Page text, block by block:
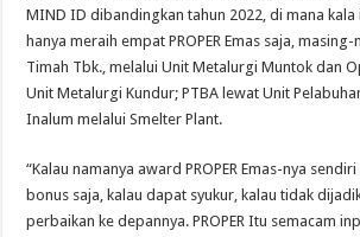
MIND ID dibandingkan tahun 2022, di mana
hanya meraih empat PROPER Emas saja,
Timah Tbk., melalui Unit Metalurgi Muntok dan
Unit Metalurgi Kundur; PTBA lewat Unit
Inalum melalui Smelter Plant.
“Kalau namanya award PROPER Emas-nya
bonus saja, kalau dapat syukur, kalau tidak
perbaikan ke depannya. PROPER Itu semacam